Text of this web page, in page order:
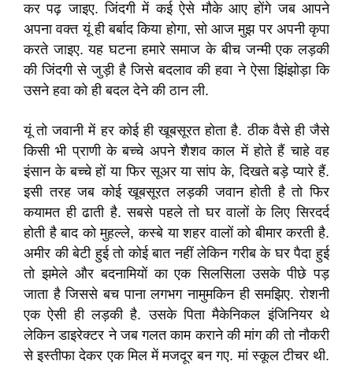
कर पढ़ जाइए. जिंदगी में कई ऐसे मौके आए होंगे जब आपने
अपना वक्त यूं ही बर्बाद किया होगा, सो आज मुझ पर अपनी कृपा
करते जाइए. यह घटना हमारे समाज के बीच जन्मी एक लड़की
की जिंदगी से जुड़ी है जिसे बदलाव की हवा ने ऐसा झिंझोड़ा कि
उसने हवा को ही बदल देने की ठान ली.
यूं तो जवानी में हर कोई ही खूबसूरत होता है. ठीक वैसे ही जैसे
किसी भी प्राणी के बच्चे अपने शैशव काल में होते हैं चाहे वह
इंसान के बच्चे हों या फिर सूअर या सांप के, दिखते बड़े प्यारे हैं.
इसी तरह जब कोई खूबसूरत लड़की जवान होती है तो फिर
कयामत ही ढाती है. सबसे पहले तो घर वालों के लिए सिरदर्द
होती है बाद को मुहल्ले, कस्बे या शहर वालों को बीमार करती है.
अमीर की बेटी हुई तो कोई बात नहीं लेकिन गरीब के घर पैदा हुई
तो झमेले और बदनामियों का एक सिलसिला उसके पीछे पड़
जाता है जिससे बच पाना लगभग नामुमकिन ही समझिए. रोशनी
एक ऐसी ही लड़की है. उसके पिता मैकेनिकल इंजिनियर थे
लेकिन डाइरेक्टर ने जब गलत काम कराने की मांग की तो नौकरी
से इस्तीफा देकर एक मिल में मजदूर बन गए. मां स्कूल टीचर थी.